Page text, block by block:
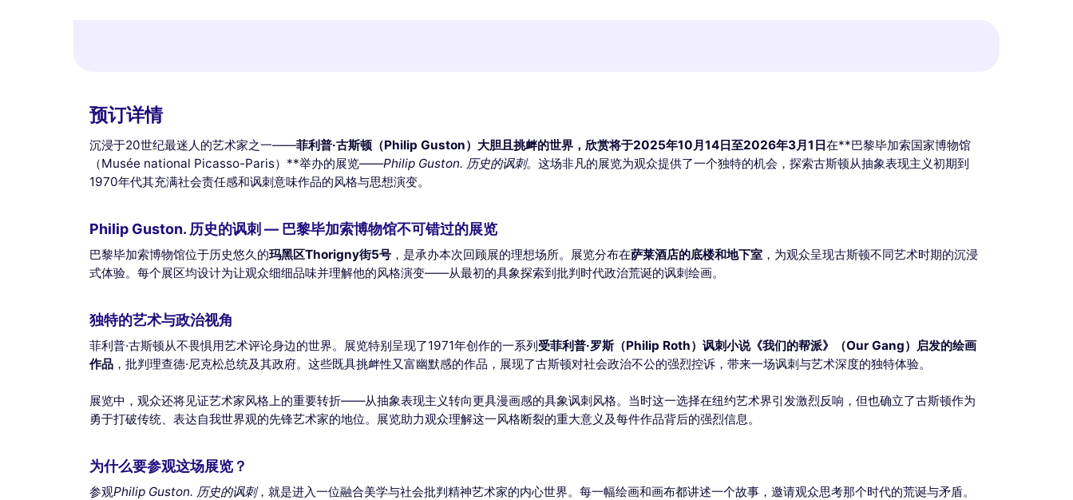
预订详情
沉浸于20世纪最迷人的艺术家之一——菲利普·古斯顿（Philip Guston） 大胆且挑衅的世界，欣赏将于2025年10月14日至2026年3月1日在**巴黎毕加索国家博物馆
（Musée national Picasso-Paris）**举办的展览——Philip Guston. 历史的讽刺。这场非凡的展览为观众提供了一个独特的机会，探索古斯顿从抽象表现主义初期到
1970年代其充满社会责任感和讽刺意味作品的风格与思想演变。
Philip Guston. 历史的讽刺 — 巴黎毕加索博物馆不可错过的展览
巴黎毕加索博物馆位于历史悠久的玛黑区Thorigny街5号 ，是承办本次回顾展的理想场所。展览分布在萨莱酒店的底楼和地下室 ，为观众呈现古斯顿不同艺术时期的沉浸
式体验。每个展区均设计为让观众细细品味并理解他的风格演变——从最初的具象探索到批判时代政治荒诞的讽刺绘画。
独特的艺术与政治视角
菲利普·古斯顿从不畏惧用艺术评论身边的世界。展览特别呈现了1971年创作的一系列受菲利普·罗斯（Philip Roth）讽刺小说《我们的帮派》（Our Gang）启发的绘画
作品 ，批判理查德·尼克松总统及其政府。这些既具挑衅性又富幽默感的作品，展现了古斯顿对社会政治不公的强烈控诉，带来一场讽刺与艺术深度的独特体验。
展览中，观众还将见证艺术家风格上的重要转折——从抽象表现主义转向更具漫画感的具象讽刺风格。当时这一选择在纽约艺术界引发激烈反响，但也确立了古斯顿作为
勇于打破传统、表达自我世界观的先锋艺术家的地位。展览助力观众理解这一风格断裂的重大意义及每件作品背后的强烈信息。
为什么要参观这场展览？
参观Philip Guston. 历史的讽刺，就是进入一位融合美学与社会批判精神艺术家的内心世界。每一幅绘画和画布都讲述一个故事，邀请观众思考那个时代的荒诞与矛盾。